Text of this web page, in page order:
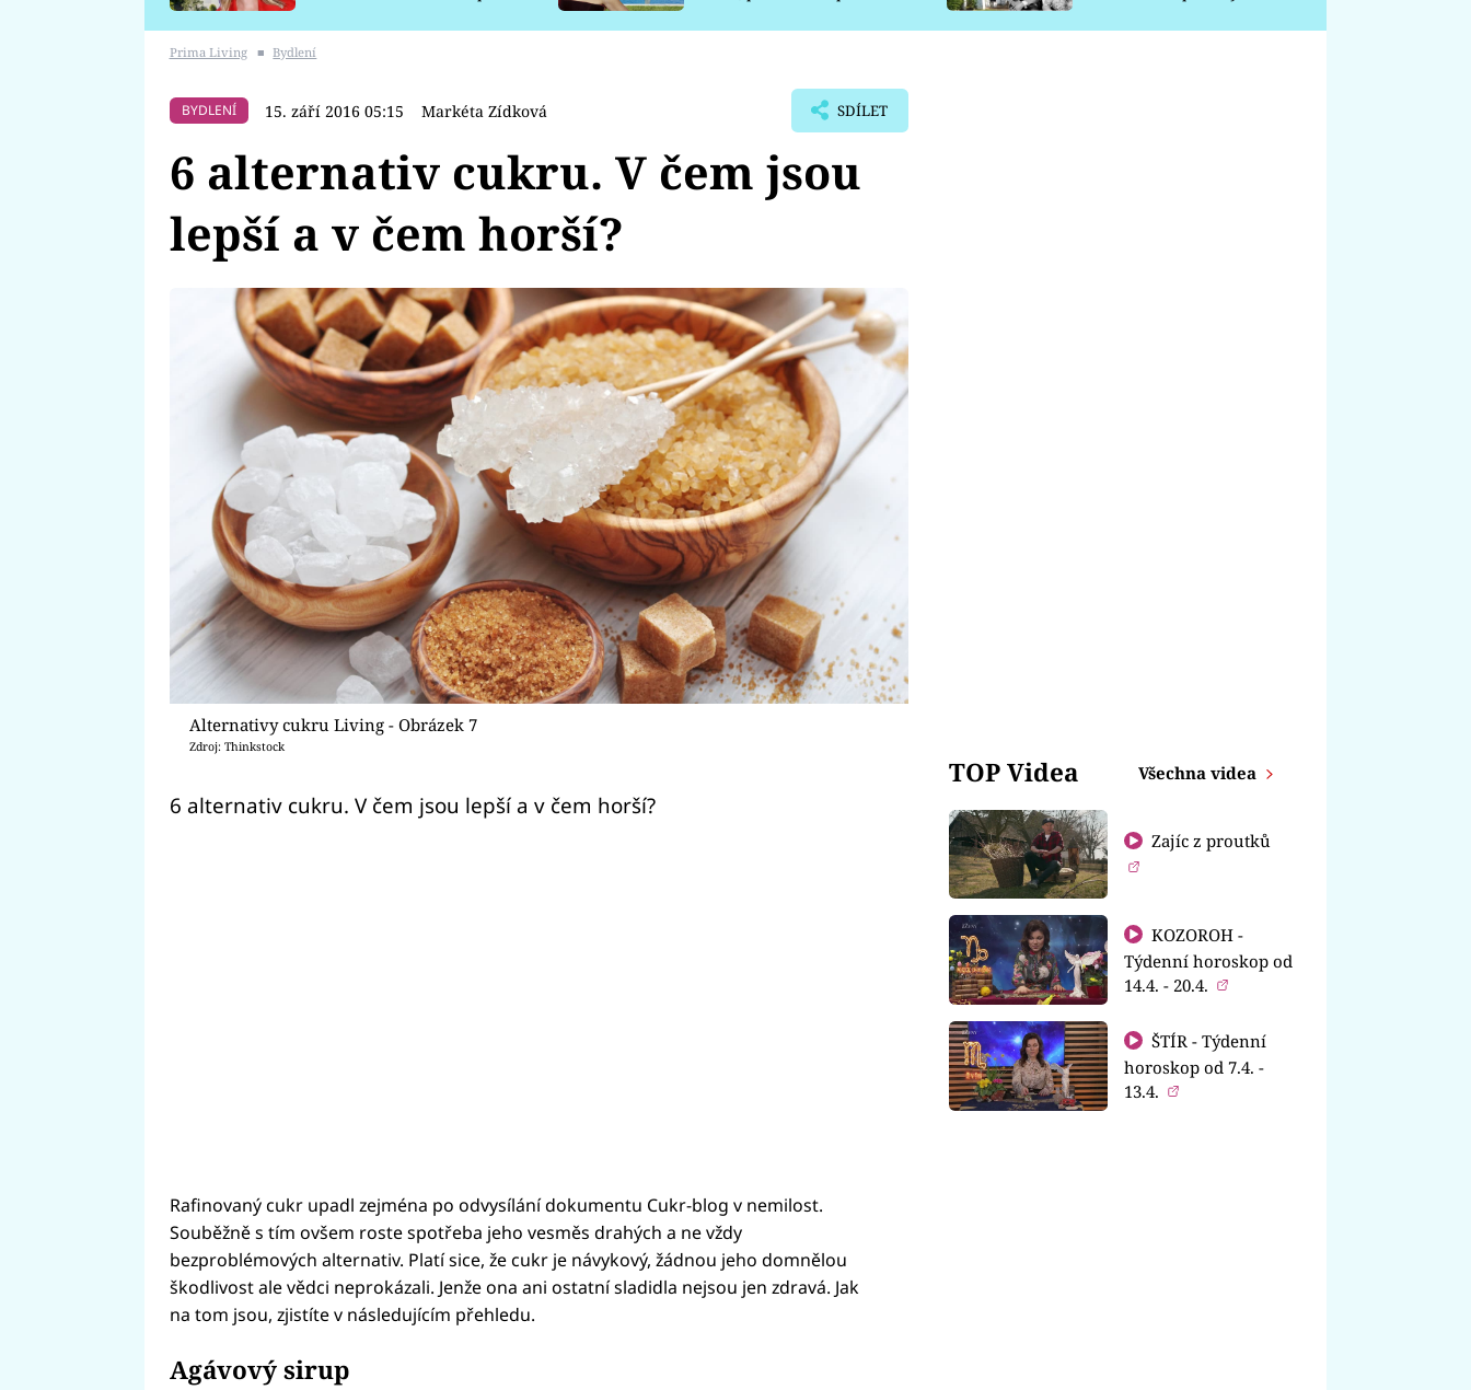
Prima Living ■ Bydlení
BYDLENÍ 15. září 2016 05:15 Markéta Zídková SDÍLET
6 alternativ cukru. V čem jsou
lepší a v čem horší?
Alternativy cukru Living - Obrázek 7
Zdroj: Thinkstock
6 alternativ cukru. V čem jsou lepší a v čem horší?
Rafinovaný cukr upadl zejména po odvysílání dokumentu Cukr-blog v nemilost.
Souběžně s tím ovšem roste spotřeba jeho vesměs drahých a ne vždy
bezproblémových alternativ. Platí sice, že cukr je návykový, žádnou jeho domnělou
škodlivost ale vědci neprokázali. Jenže ona ani ostatní sladidla nejsou jen zdravá. Jak
na tom jsou, zjistíte v následujícím přehledu.
Agávový sirup
TOP Videa Všechna videa
Zajíc z proutků
KOZOROH -
Týdenní horoskop od
14.4. - 20.4.
ŠTÍR - Týdenní
horoskop od 7.4. -
13.4.